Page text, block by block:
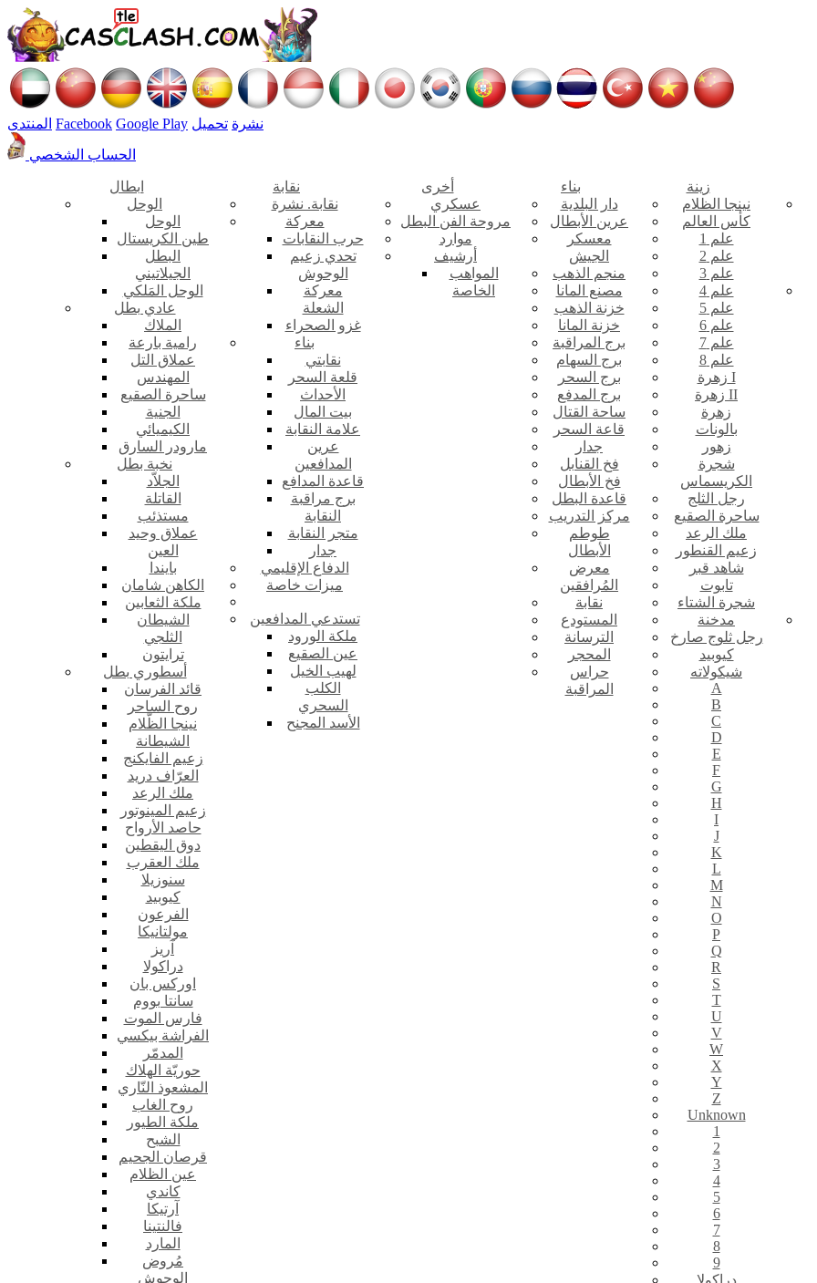
المنتدى Facebook Google Play نشرة تحميل
الحساب الشخصي
ابطال
الوحل
الوحل
طين الكريستال
البطل
الجيلاتيني
الوحل المَلكي
عادي بطل
الملاك
رامية بارعة
عملاق التل
المهندس
ساحرة الصقيع
الجنية
الكيميائي
مارودر السارق
نخبة بطل
الجلاّد
القاتلة
مستذئب
عملاق وحيد
العين
بايندا
الكاهن شامان
ملكة الثعابين
الشيطان
الثلجي
ترايتون
أسطوري بطل
قائد الفرسان
روح الساحر
نينجا الظّلام
الشيطانة
زعيم الفايكنج
العرّاف دريد
ملك الرعد
زعيم المينوتور
حاصد الأرواح
دوق اليقطين
ملك العقرب
سنوزيلا
كيوبيد
الفرعون
مولتانيكا
آريز
دراكولا
اوركس بان
سانتا بووم
فارس الموت
الفراشة بيكسي
المدمّر
حوريّة الهلاك
المشعوذ النّاري
روح الغاب
ملكة الطيور
الشبح
قرصان الجحيم
عين الظلام
كاندي
آرتيكا
فالنتينا
المارد
مُروض
الوحوش
نقابة
نقابة. نشرة
معركة
حرب النقابات
تحدي زعيم
الوحوش
معركة
الشعلة
غزو الصحراء
بناء
نقابتي
قلعة السحر
الأحداث
بيت المال
علامة النقابة
عرين
المدافعين
قاعدة المدافع
برج مراقبة
النقابة
متجر النقابة
جدار
الدفاع الإقليمي
ميزات خاصة
تستدعي المدافعين
ملكة الورود
عين الصقيع
لهيب الخيل
الكلب
السحري
الأسد المجنح
أخرى
عسكري
مروحة الفن البطل
موارد
أرشيف
المواهب
الخاصة
بناء
دار البلدية
عرين الأبطال
معسكر
الجيش
منجم الذهب
مصنع المانا
خزنة الذهب
خزنة المانا
برج المراقبة
برج السهام
برج السحر
برج المدفع
ساحة القتال
قاعة السحر
جدار
فخ القنابل
فخ الأبطال
قاعدة البطل
مركز التدريب
طوطم
الأبطال
معرض
المُرافقين
نقابة
المستودع
الترسانة
المحجر
حراس
المراقبة
زينة
نينجا الظلام
كأس العالم
علم 1
علم 2
علم 3
علم 4
علم 5
علم 6
علم 7
علم 8
زهرة I
زهرة II
زهرة
بالونات
زهور
شجرة
الكريسماس
رجل الثلج
ساحرة الصقيع
ملك الرعد
زعيم القنطور
شاهد قبر
تابوت
شجرة الشتاء
مدخنة
رجل ثلوج صارخ
كيوبيد
شيكولاته
A
B
C
D
E
F
G
H
I
J
K
L
M
N
O
P
Q
R
S
T
U
V
W
X
Y
Z
Unknown
1
2
3
4
5
6
7
8
9